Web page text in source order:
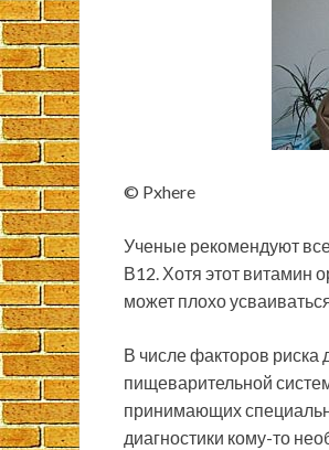
© Pxhere
Ученые рекомендуют
В12. Хотя этот витамин
может плохо
В числе факторов
пищеварительной
принимающих
диагностики кому-то